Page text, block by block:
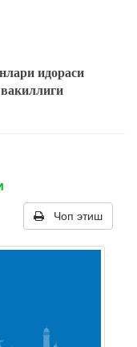
идораси
Чоп этиш